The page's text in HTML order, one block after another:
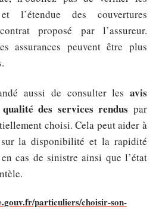
l’étendue des couvertures
proposé par l’assureur.
assurances peuvent être plus
aussi de consulter les avis
qualité des services rendus par
choisi. Cela peut aider à
la disponibilité et la rapidité
cas de sinistre ainsi que l’état
particuliers/choisir-son-